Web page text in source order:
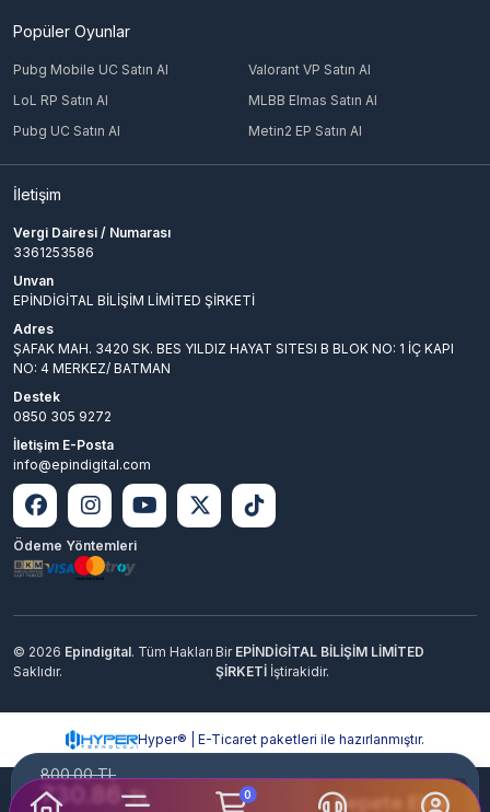
800.00 TL
730.86TL Sepete Ekle
0
Popüler Oyunlar
Pubg Mobile UC Satın Al
Valorant VP Satın Al
LoL RP Satın Al
MLBB Elmas Satın Al
Pubg UC Satın Al
Metin2 EP Satın Al
İletişim
Vergi Dairesi / Numarası
3361253586
Unvan
EPİNDİGİTAL BİLİŞİM LİMİTED ŞİRKETİ
Adres
ŞAFAK MAH. 3420 SK. BES YILDIZ HAYAT SITESI B BLOK NO: 1 İÇ KAPI
NO: 4 MERKEZ/ BATMAN
Destek
0850 305 9272
İletişim E-Posta
info@epindigital.com
Ödeme Yöntemleri
© 2026 Epindigital. Tüm Hakları
Saklıdır.
Bir EPİNDİGİTAL BİLİŞİM LİMİTED
ŞİRKETİ İştirakidir.
Hyper® | E-Ticaret paketleri ile hazırlanmıştır.